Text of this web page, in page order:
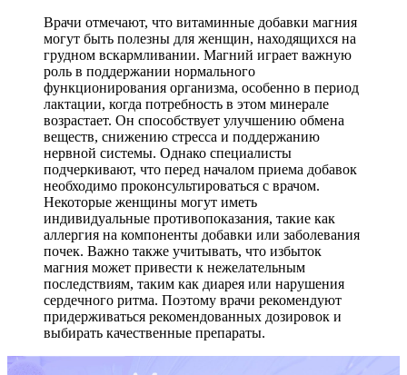
Врачи отмечают, что витаминные добавки магния
могут быть полезны для женщин, находящихся на
грудном вскармливании. Магний играет важную
роль в поддержании нормального
функционирования организма, особенно в период
лактации, когда потребность в этом минерале
возрастает. Он способствует улучшению обмена
веществ, снижению стресса и поддержанию
нервной системы. Однако специалисты
подчеркивают, что перед началом приема добавок
необходимо проконсультироваться с врачом.
Некоторые женщины могут иметь
индивидуальные противопоказания, такие как
аллергия на компоненты добавки или заболевания
почек. Важно также учитывать, что избыток
магния может привести к нежелательным
последствиям, таким как диарея или нарушения
сердечного ритма. Поэтому врачи рекомендуют
придерживаться рекомендованных дозировок и
выбирать качественные препараты.